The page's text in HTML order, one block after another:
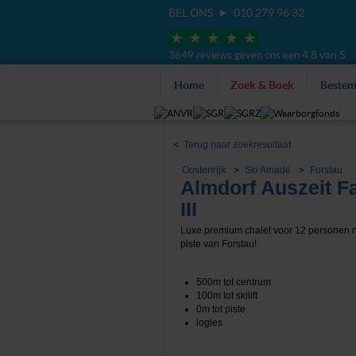
BEL ONS 010 279 96 32
3649 reviews geven ons een 4,8 van 5
Home Zoek & Boek
<Terug naar zoekresultaat
Oostenrijk Ski Amadé Forstau
Almdorf Auszeit
III
Luxe premium chalet voor 12 personen
piste van Forstau!
500m tot centrum
100m tot skilift
0m tot piste
logies